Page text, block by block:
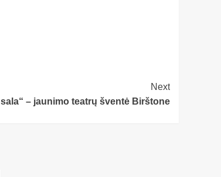
Next
– jaunimo teatrų šventė Birštone